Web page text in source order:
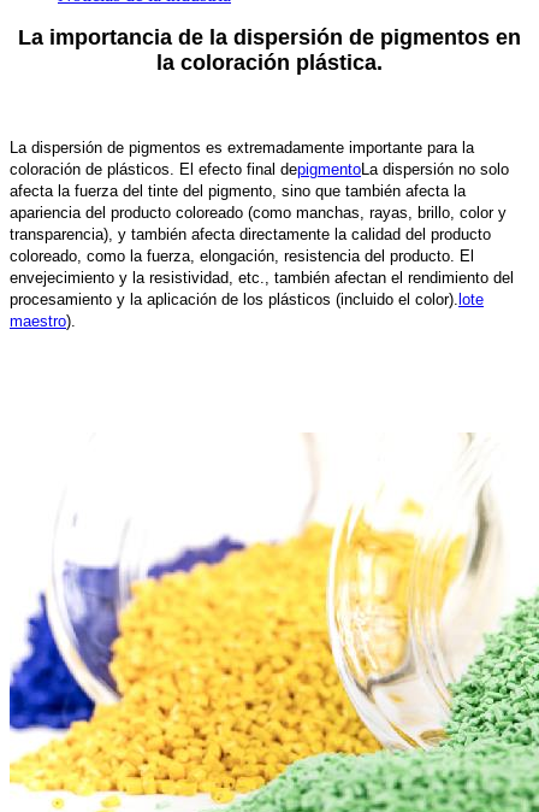
La importancia de la dispersión de pigmentos en
la coloración plástica.
La dispersión de pigmentos es extremadamente importante para la
coloración de plásticos. El efecto final depigmentoLa dispersión no solo
afecta la fuerza del tinte del pigmento, sino que también afecta la
apariencia del producto coloreado (como manchas, rayas, brillo, color y
transparencia), y también afecta directamente la calidad del producto
coloreado, como la fuerza, elongación, resistencia del producto. El
envejecimiento y la resistividad, etc., también afectan el rendimiento del
procesamiento y la aplicación de los plásticos (incluido el color). lote
maestro).